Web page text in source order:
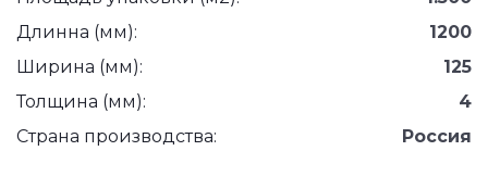
Длинна (мм):
1200
Ширина (мм):
125
Толщина (мм):
4
Страна производства:
Россия